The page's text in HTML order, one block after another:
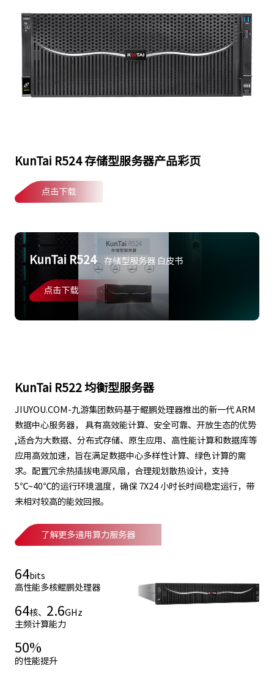
KunTai R524 存储型服务器产品彩页
点击下载
KunTai R524 存储型服务器 白皮书
点击下载
KunTai R522 均衡型服务器
JIUYOU.COM-九游集团数码基于鲲鹏处理器推出的新一代 ARM
数据中心服务器， 具有高效能计算、安全可靠、开放生态的优势
,适合为大数据、分布式存储、原生应用、高性能计算和数据库等
应用高效加速，旨在满足数据中心多样性计算、绿色计算的需
求。配置冗余热插拔电源风扇，合理规划散热设计，支持
5℃~40℃的运行环境温度，确保 7X24 小时长时间稳定运行，带
来相对较高的能效回报。
了解更多通用算力服务器
64bits
高性能多核鲲鹏处理器
64核、 2.6GHz
主频计算能力
50%
的性能提升